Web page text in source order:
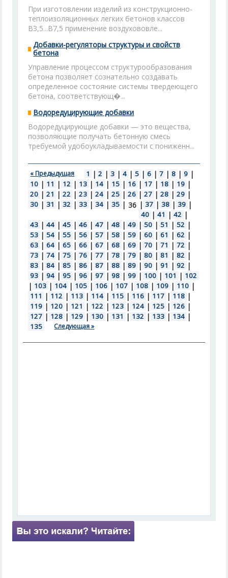
При изготовлении изделий из конструкционно-
теплоизоляционных легких бетонов классов
ВЗ,5...В7,5 применение воздухововле...
Добавки-регуляторы структуры и свойств
бетона
Управление процессом структурообразования
бетона позволяет сознательно создавать
определенное состояние системы твердеющего
бетона, соответствующ�...
Водоредуцирующие добавки
Водоредуцирующие добавки — это вещества,
позволяющие получать бетонную смесь
требуемой удобоукладываемости с пониженн...
« Предыдущая 1 | 2 | 3 | 4 | 5 | 6 | 7 | 8 | 9 |
10 | 11 | 12 | 13 | 14 | 15 | 16 | 17 | 18 | 19 |
20 | 21 | 22 | 23 | 24 | 25 | 26 | 27 | 28 | 29 |
30 | 31 | 32 | 33 | 34 | 35 | 36 | 37 | 38 | 39 |
40 | 41 | 42 |
43 | 44 | 45 | 46 | 47 | 48 | 49 | 50 | 51 | 52 |
53 | 54 | 55 | 56 | 57 | 58 | 59 | 60 | 61 | 62 |
63 | 64 | 65 | 66 | 67 | 68 | 69 | 70 | 71 | 72 |
73 | 74 | 75 | 76 | 77 | 78 | 79 | 80 | 81 | 82 |
83 | 84 | 85 | 86 | 87 | 88 | 89 | 90 | 91 | 92 |
93 | 94 | 95 | 96 | 97 | 98 | 99 | 100 | 101 | 102
| 103 | 104 | 105 | 106 | 107 | 108 | 109 | 110 |
111 | 112 | 113 | 114 | 115 | 116 | 117 | 118 |
119 | 120 | 121 | 122 | 123 | 124 | 125 | 126 |
127 | 128 | 129 | 130 | 131 | 132 | 133 | 134 |
135 Следующая »